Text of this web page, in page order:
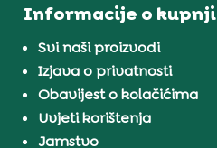
Informacije o kupnji
Svi naši proizvodi
Izjava o privatnosti
Obavijest o kolačićima
Uvjeti korištenja
Jamstvo